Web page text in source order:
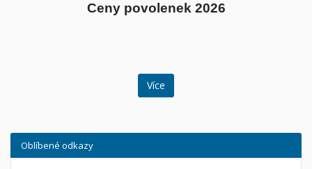
Ceny povolenek 2026
Více
Oblíbené odkazy